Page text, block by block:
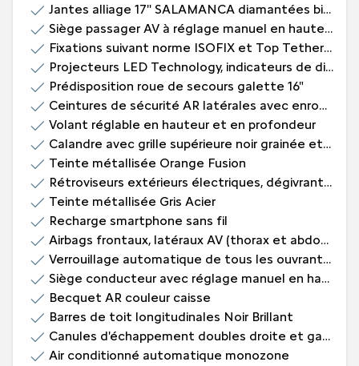
Jantes alliage 17'' SALAMANCA diamantées bi-tons Noir Onyx et vernis brillant, cabochons et vis Noir
Siège passager AV à réglage manuel en hauteur et lombaire pneumatique
Fixations suivant norme ISOFIX et Top Tether avec étiquettes de localisation aux places latérales AR
Projecteurs LED Technology, indicateurs de direction à ampoules
Prédisposition roue de secours galette 16"
Ceintures de sécurité AR latérales avec enrouleurs pyrotechniques, limiteurs d'effort et détection de non bouclage
Volant réglable en hauteur et en profondeur
Calandre avec grille supérieure noir grainée et marquage horizontal Chrome Brillant, grille inférieure avec décor Métallure, enjoliveur supérieur Noir Brillant
Teinte métallisée Orange Fusion
Rétroviseurs extérieurs électriques, dégivrants et rabattables électriquement
Teinte métallisée Gris Acier
Recharge smartphone sans fil
Airbags frontaux, latéraux AV (thorax et abdominaux), rideaux AV
Verrouillage automatique de tous les ouvrants en roulant
Siège conducteur avec réglage manuel en hauteur
Becquet AR couleur caisse
Barres de toit longitudinales Noir Brillant
Canules d'échappement doubles droite et gauche chromées
Air conditionné automatique monozone